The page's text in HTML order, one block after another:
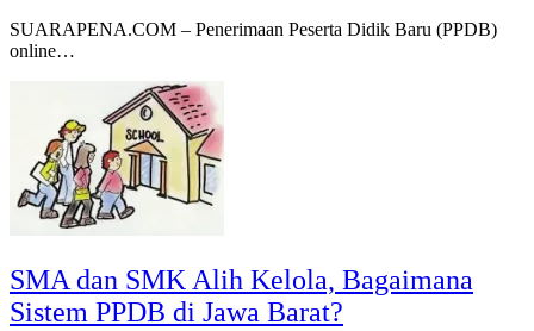
SUARAPENA.COM – Penerimaan Peserta Didik Baru (PPDB)
online…
SMA dan SMK Alih Kelola, Bagaimana
Sistem PPDB di Jawa Barat?